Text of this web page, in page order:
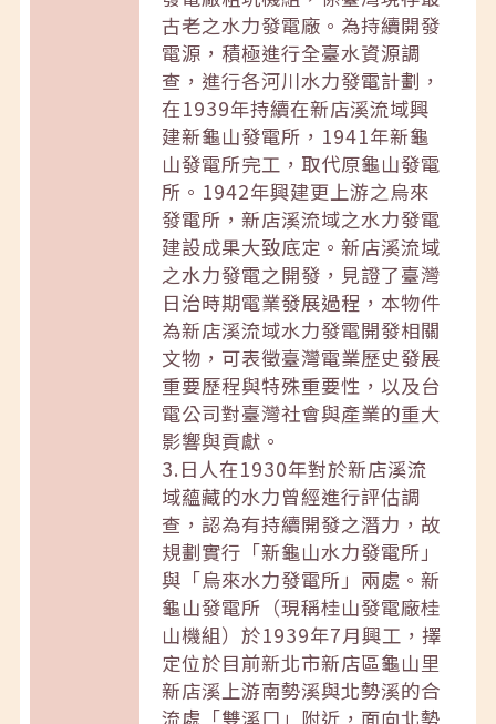
古老之水力發電廠。為持續開發
電源，積極進行全臺水資源調
查，進行各河川水力發電計劃，
在1939年持續在新店溪流域興
建新龜山發電所，1941年新龜
山發電所完工，取代原龜山發電
所。1942年興建更上游之烏來
發電所，新店溪流域之水力發電
建設成果大致底定。新店溪流域
之水力發電之開發，見證了臺灣
日治時期電業發展過程，本物件
為新店溪流域水力發電開發相關
文物，可表徵臺灣電業歷史發展
重要歷程與特殊重要性，以及台
電公司對臺灣社會與產業的重大
影響與貢獻。
3.日人在1930年對於新店溪流
域蘊藏的水力曾經進行評估調
查，認為有持續開發之潛力，故
規劃實行「新龜山水力發電所」
與「烏來水力發電所」兩處。新
龜山發電所（現稱桂山發電廠桂
山機組）於1939年7月興工，擇
定位於目前新北市新店區龜山里
新店溪上游南勢溪與北勢溪的合
流處「雙溪口」附近，面向北勢